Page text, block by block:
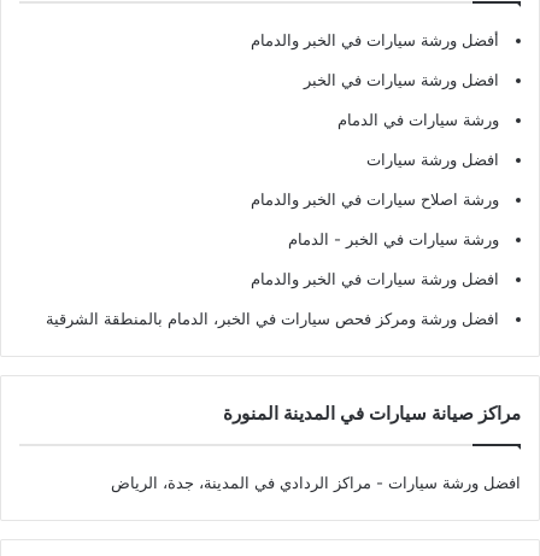
أفضل ورشة سيارات في الخبر والدمام
افضل ورشة سيارات في الخبر
ورشة سيارات في الدمام
افضل ورشة سيارات
ورشة اصلاح سيارات في الخبر والدمام
ورشة سيارات في الخبر - الدمام
افضل ورشة سيارات في الخبر والدمام
افضل ورشة ومركز فحص سيارات في الخبر، الدمام بالمنطقة الشرقية
مراكز صيانة سيارات في المدينة المنورة
افضل ورشة سيارات - مراكز الردادي في المدينة، جدة، الرياض